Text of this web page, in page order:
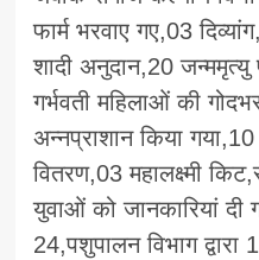
फार्म भरवाए गए,03
शादी अनुदान,20 जन्ममृत्यु
गर्भवती महिलाओं की
अन्नप्राशान किया
वितरण,03 महालक्ष्मी
युवाओं को जानकारियां दी
24,पशुपालन विभाग